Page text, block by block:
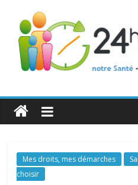
24h
Santé
La
santé
Mes droits, mes démarches
choisir